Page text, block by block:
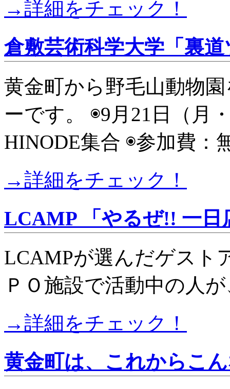
→詳細をチェック！
倉敷芸術科学大学「裏
黄金町から野毛山動物
ーです。 ◉9月21日（月
HINODE集合 ◉参加費
→詳細をチェック！
LCAMP 「やるぜ!! 一日
LCAMPが選んだゲスト
ＰＯ施設で活動中の人
→詳細をチェック！
黄金町は、これからこ